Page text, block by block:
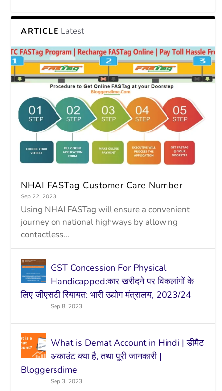
ARTICLE Latest
NHAI FASTag Customer Care Number
Sep 22, 2023
Using NHAI FASTag will ensure a convenient
journey on national highways by allowing
contactless...
GST Concession For Physical
Handicapped:कार खरीदने पर विकलांगों के
लिए जीएसटी रियायत: भारी उद्योग मंत्रालय, 2023/24
Sep 8, 2023
What is Demat Account in Hindi | डीमैट
अकाउंट क्या है, तथा पूरी जानकारी |
Bloggersdime
Sep 3, 2023